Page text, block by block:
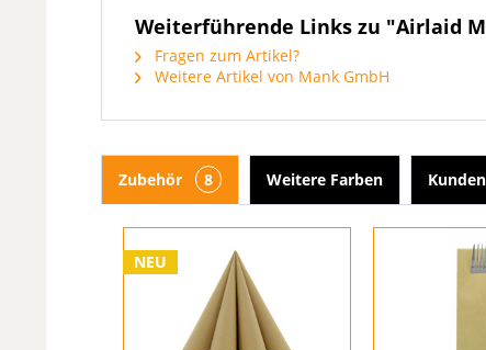
Weiterführende Links zu "Airlaid
Fragen zum Artikel?
Weitere Artikel von Mank GmbH
Zubehör 8 Weitere Farben
NEU